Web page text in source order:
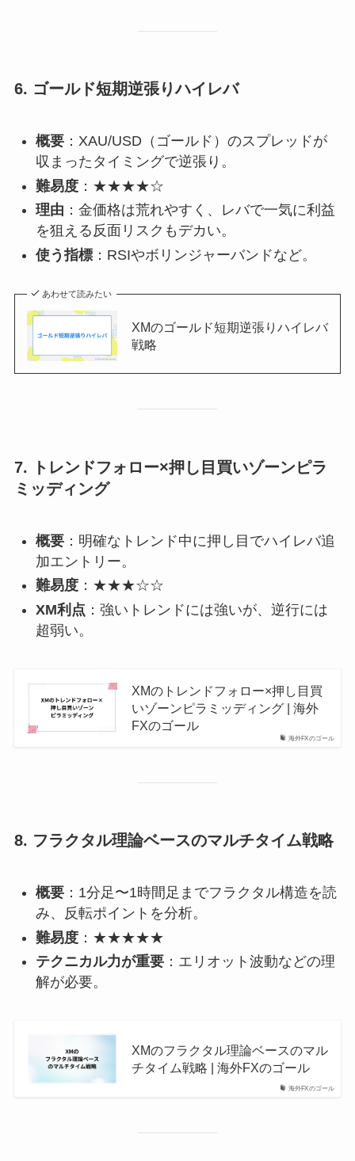
6. ゴールド短期逆張りハイレバ
概要：XAU/USD（ゴールド）のスプレッドが
収まったタイミングで逆張り。
難易度：★★★★☆
理由 ：金価格は荒れやすく、レバで一気に利益
を狙える反面リスクもデカい。
使う指標：RSIやボリンジャーバンドなど。
あわせて読みたい
XMのゴールド短期逆張りハイレバ
戦略
7.
トレンドフォロー×押し目買いゾーンピラ
ミッディング
概要：明確なトレンド中に押し目でハイレバ追
加エントリー。
難易度：★★★☆☆
XM利点 ：強いトレンドには強いが、逆行には
超弱い。
海外FXのゴール
XMのトレンドフォロー×押し目買
いゾーンピラミッディング | 海外
FXのゴール
8. フラクタル理論ベースのマルチタイム戦略
概要：1分足〜1時間足までフラクタル構造を読
み、反転ポイントを分析。
難易度：★★★★★
テクニカル力が重要：エリオット波動などの理
解が必要。
海外FXのゴール
XMのフラクタル理論ベースのマル
チタイム戦略 | 海外FXのゴール